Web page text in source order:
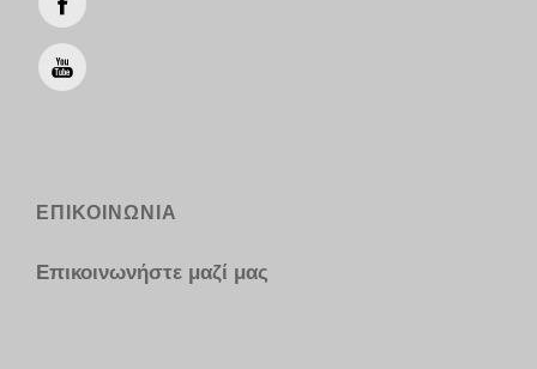
ΕΠΙΚΟΙΝΩΝΙΑ
Επικοινωνήστε μαζί μας